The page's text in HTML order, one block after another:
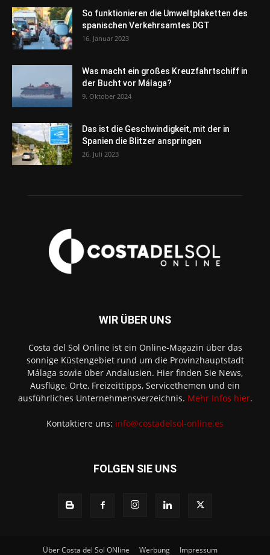
So funktionieren die Umweltplaketten des
spanischen Verkehrsamtes DGT
16. Januar 2023
Was macht ein großes Kreuzfahrtschiff in
der Bucht vor Málaga?
9. Oktober 2024
Das ist die Geschwindigkeit, mit der in
Spanien die Blitzer anspringen
26. Juli 2023
WIR ÜBER UNS
Costa del Sol Online ist ein Online-Magazin über das
sonnige Küstengebiet rund um die Provinzhauptstadt
Málaga sowie über Andalusien. Hier finden Sie News,
Ausflüge, Orte, Freizeittipps, Servicethemen und ein
ausführliches Unternehmensverzeichnis. Mehr Infos hier.
Kontaktiere uns: info@costadelsol-online.es
FOLGEN SIE UNS
Über Costa del Sol ONline Werbung Impressum